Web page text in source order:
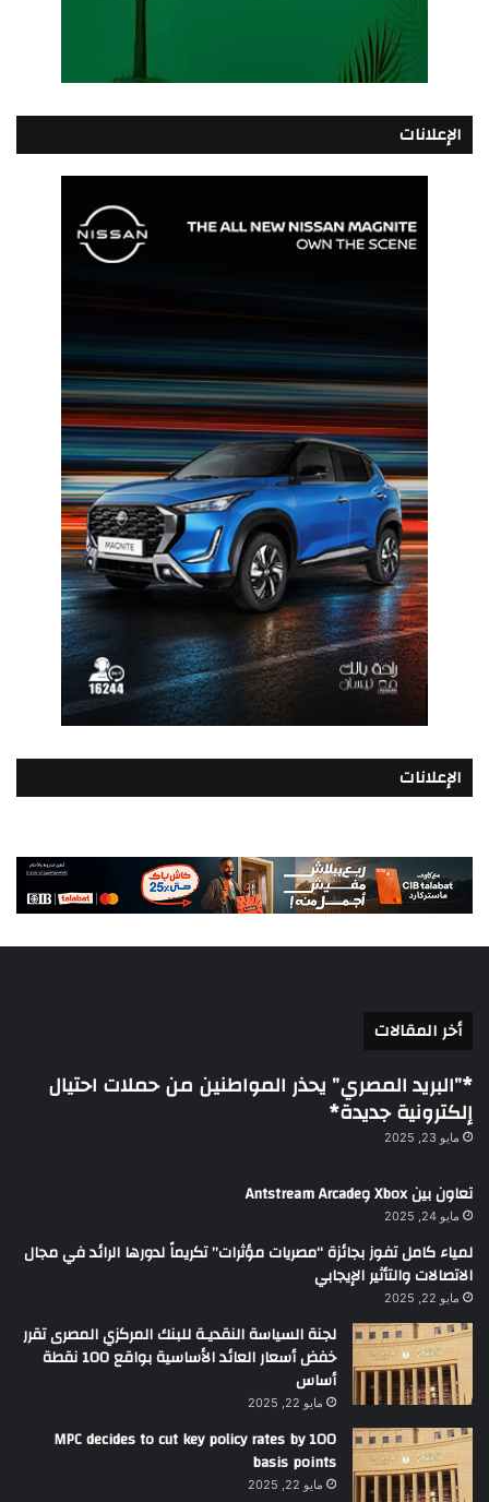
الإعلانات
الإعلانات
أخر المقالات
*”البريد المصري” يحذر المواطنين من حملات احتيال
إلكترونية جديدة*
مايو 23, 2025
تعاون بين Xbox وAntstream Arcade
مايو 24, 2025
لمياء كامل تفوز بجائزة “مصريات مؤثرات” تكريماً لدورها الرائد في مجال
الاتصالات والتأثير الإيجابي
مايو 22, 2025
لجنة السياسة النقديـة للبنك المركزي المصرى تقرر
خفض أسعار العائد الأساسية بواقع 100 نقطة
أساس
مايو 22, 2025
MPC decides to cut key policy rates by 100
basis points
مايو 22, 2025